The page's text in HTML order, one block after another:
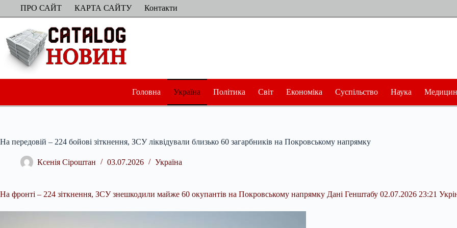
ПерейтиПРО САЙТ КАРТА САЙТУ Контакти
Головна Україна Політика Світ Економіка Суспільство Наука
На передовій – 224 бойові зіткнення, ЗСУ ліквідували близько 60 загарбників на Покровському напрямку
Ксенія Сіроштан 03.07.2026 Україна
На фронті – 224 зіткнення, ЗСУ знешкодили майже 60 окупантів на Покровському напрямку Дані Генштабу 02.07.2026 23:21